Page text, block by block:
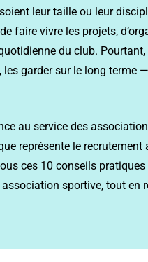
leur taille ou leur
de faire vivre les projets,
du club. Pourtant,
garder sur le long terme
au service des
représente le recrutement
ces 10 conseils pratiques
association sportive, tout en